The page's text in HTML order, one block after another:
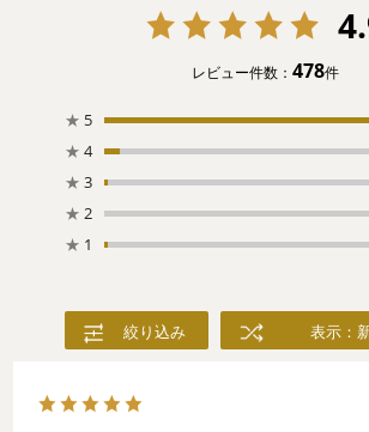
【PATTERN CONCEPT】
OLD TEDDY（オールドテディ）
～森の仲間たちの人気者～
だけど、ニコニコ笑顔の魔法で、みんなを元気
ルドテディと一緒の毎日は、ワクワク、ドキド
【ご注意ください】
●ご注文後のお客様事由によりますキャンセル
レビュー件数： 478件
★ 5
★ 4
★ 3
★ 2
★ 1
絞り込み 表示：